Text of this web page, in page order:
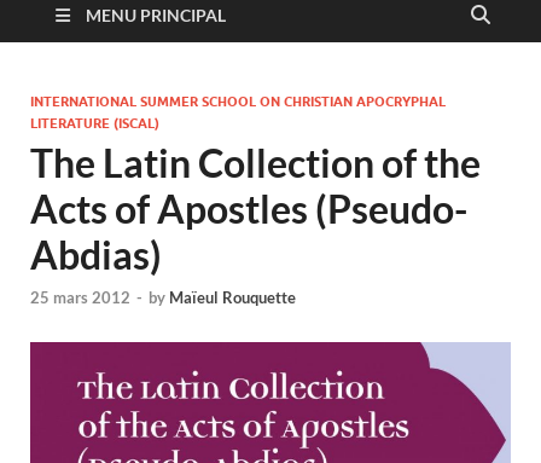
MENU PRINCIPAL
INTERNATIONAL SUMMER SCHOOL ON CHRISTIAN APOCRYPHAL
LITERATURE (ISCAL)
The Latin Collection of the
Acts of Apostles (Pseudo-
Abdias)
25 mars 2012 - by Maïeul Rouquette